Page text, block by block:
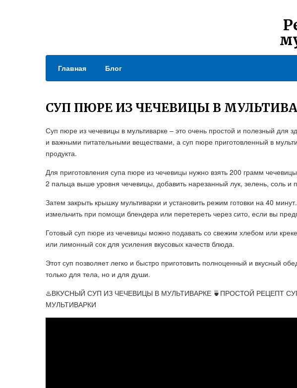
Главная Блог
СУП ПЮРЕ ИЗ ЧЕЧЕВИЦЫ В
Суп пюре из чечевицы в мультиварке – это очень простой и полезный для
и важными питательными веществами, а суп пюре приготовленный в
продукта.
Для приготовления супа пюре из чечевицы нужно взять 200 грамм
2 пальца выше уровня чечевицы, добавить нарезанный лук, зелень, соль и
Затем закрыть крышку мультиварки и установить режим готовки на 40
измельчить при помощи блендера или перетереть через сито, если вы
Готовый суп пюре из чечевицы можно подавать со свежим хлебом или
или лимонный сок для усиления вкусовых качеств блюда.
Этот суп позволяет легко и быстро приготовить полноценный и вкусный
только для тела, но и для души.
♨️ВКУСНЫЙ СУП ИЗ ЧЕЧЕВИЦЫ В МУЛЬТИВАРКЕ 🍵ПРОСТОЙ РЕЦЕПТ
МУЛЬТИВАРКИ